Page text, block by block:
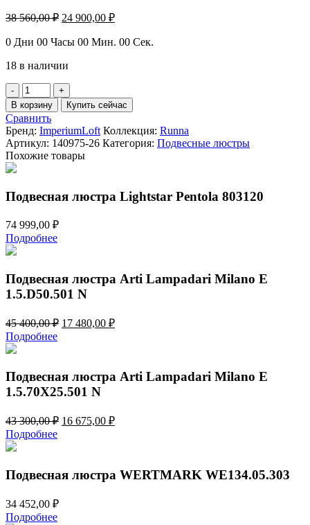
38 560,00₽ Первоначальная
составляла
560,00 ₽.
24 900,00 ₽Текущая
24
0 Дни 00 Часы 00 Мин. 00 Сек.
18 в наличии
Количество
товара
Подвесная
люстра
ImperiumLoft
Runna
140975-
В корзину Купить сейчас
Сравнить
Бренд: ImperiumLoft Коллекция: Runna
Артикул: 140975-26 Категория: Подвесные люстры
Похожие товары
Подвесная люстра Lightstar Pentola 803120
74 999,00 ₽
Подробнее
Подвесная люстра Arti Lampadari Milano E
1.5.D50.501 N
45 400,00₽ Первоначальная
400,00 ₽.
17 480,00 ₽Текущая
Подробнее
Подвесная люстра Arti Lampadari Milano E
1.5.70X25.501 N
43 300,00₽ Первоначальная
16 675,00 ₽Текущая
Подробнее
Подвесная люстра WERTMARK WE134.05.303
34 452,00 ₽
Подробнее